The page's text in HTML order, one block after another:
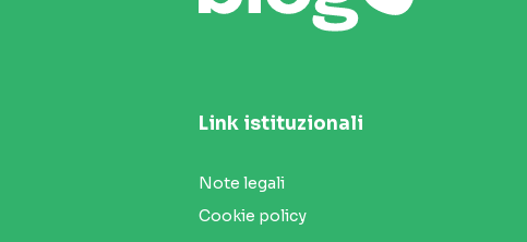
Link istituzionali
Note legali
Cookie policy